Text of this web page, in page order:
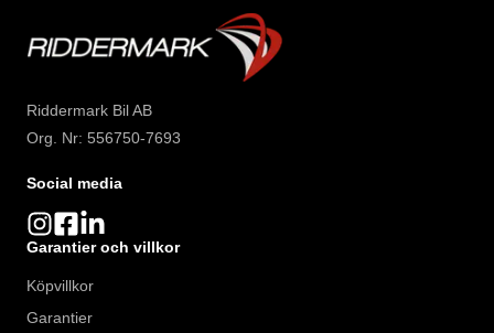
Riddermark Bil AB
Org. Nr: 556750-7693
Social media
Garantier och villkor
Köpvillkor
Garantier